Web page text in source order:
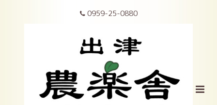
0959-25-0880